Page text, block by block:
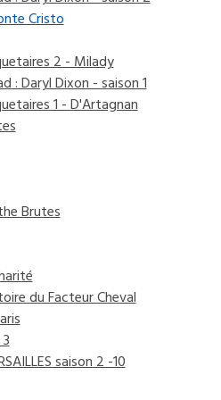
Cristo
2 - Milady
: Daryl Dixon - saison 1
1 - D'Artagnan
Brutes
du Facteur Cheval
saison 2 -10